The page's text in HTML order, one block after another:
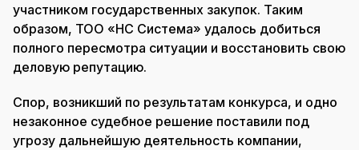
участником государственных закупок. Таким
образом, ТОО «НС Система» удалось добиться
полного пересмотра ситуации и восстановить свою
деловую репутацию.
Спор, возникший по результатам конкурса, и одно
незаконное судебное решение поставили под
угрозу дальнейшую деятельность компании,